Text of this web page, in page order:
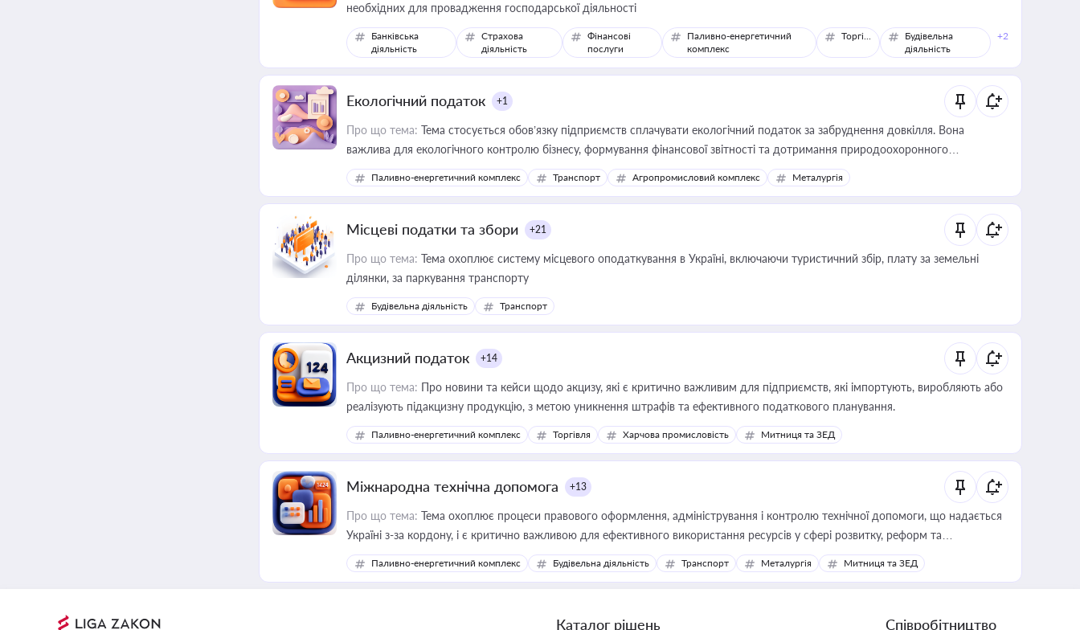
необхідних для провадження господарської діяльності
Банківська
діяльність
Страхова
діяльність
Фінансові
послуги
Паливно-енергетичний
комплекс
Торгівля
Будівельна
діяльність
+2
Екологічний податок +1
Про що тема: Тема стосується обов’язку підприємств сплачувати екологічний податок за забруднення довкілля. Вона
важлива для екологічного контролю бізнесу, формування фінансової звітності та дотримання природоохоронного
законодавства
Паливно-енергетичний комплекс Транспорт Агропромисловий комплекс Металургія
Місцеві податки та збори +21
Про що тема: Тема охоплює систему місцевого оподаткування в Україні, включаючи туристичний збір, плату за земельні
ділянки, за паркування транспорту
Будівельна діяльність Транспорт
Акцизний податок +14
Про що тема: Про новини та кейси щодо акцизу, які є критично важливим для підприємств, які імпортують, виробляють або
реалізують підакцизну продукцію, з метою уникнення штрафів та ефективного податкового планування.
Паливно-енергетичний комплекс Торгівля Харчова промисловість Митниця та ЗЕД
Міжнародна технічна допомога +13
Про що тема: Тема охоплює процеси правового оформлення, адміністрування і контролю технічної допомоги, що надається
Україні з-за кордону, і є критично важливою для ефективного використання ресурсів у сфері розвитку, реформ та
інфраструктурних проєктів
Паливно-енергетичний комплекс Будівельна діяльність Транспорт Металургія Митниця та ЗЕД
Каталог рішень Співробітництво